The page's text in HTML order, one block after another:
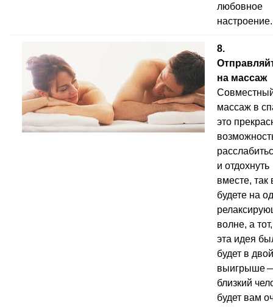
любовное
настроение.
8.
на массаж
массаж в
это
и отдохнуть
вместе, так
будете на
волне, а
эта идея
будет в
выигрыше
близкий
будет вам